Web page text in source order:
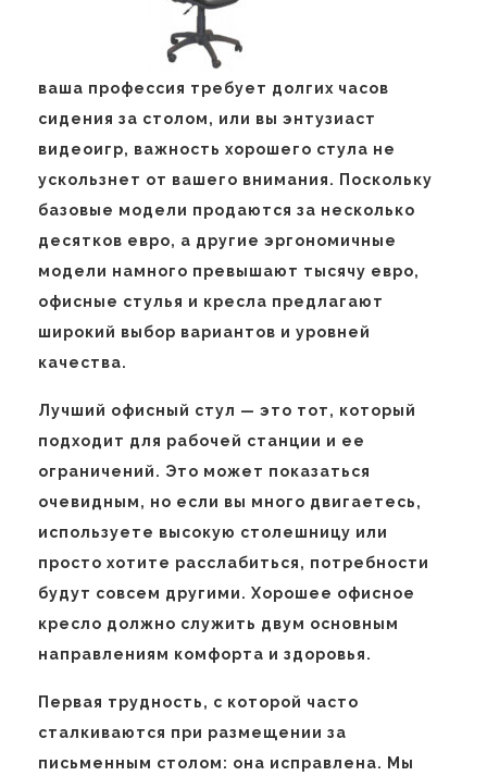
ваша профессия требует долгих часов
сидения за столом, или вы энтузиаст
видеоигр, важность хорошего стула не
ускользнет от вашего внимания. Поскольку
базовые модели продаются за несколько
десятков евро, а другие эргономичные
модели намного превышают тысячу евро,
офисные стулья и кресла предлагают
широкий выбор вариантов и уровней
качества.
Лучший офисный стул — это тот, который
подходит для рабочей станции и ее
ограничений. Это может показаться
очевидным, но если вы много двигаетесь,
используете высокую столешницу или
просто хотите расслабиться, потребности
будут совсем другими. Хорошее офисное
кресло должно служить двум основным
направлениям комфорта и здоровья.
Первая трудность, с которой часто
сталкиваются при размещении за
письменным столом: она исправлена. Мы